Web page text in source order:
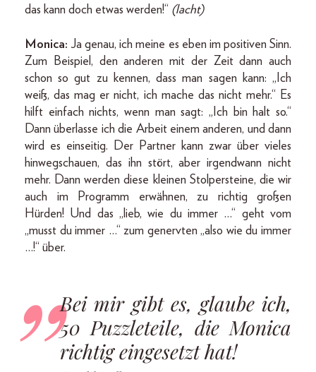
das kann doch etwas werden!“ (lacht)
Monica: Ja genau, ich meine es eben im positiven Sinn.
Zum Beispiel, den anderen mit der Zeit dann auch
schon so gut zu kennen, dass man sagen kann: „Ich
weiß, das mag er nicht, ich mache das nicht mehr.“ Es
hilft einfach nichts, wenn man sagt: „Ich bin halt so.“
Dann überlasse ich die Arbeit einem anderen, und dann
wird es einseitig. Der Partner kann zwar über vieles
hinwegschauen, das ihn stört, aber irgendwann nicht
mehr. Dann werden diese kleinen Stolpersteine, die wir
auch im Programm erwähnen, zu richtig großen
Hürden! Und das „lieb, wie du immer …“ geht vom
„musst du immer …“ zum genervten „also wie du immer
…!“ über.
Bei mir gibt es, glaube ich,
50 Puzzleteile, die Monica
richtig eingesetzt hat!